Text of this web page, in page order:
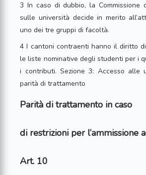
3 In caso di dubbio, la Commissione
sulle università decide in merito
uno dei tre gruppi di facoltà.
4 I cantoni contraenti hanno il diritto
le liste nominative degli studenti per i
i contributi. Sezione 3: Accesso alle
parità di trattamento
Parità di trattamento in caso
di restrizioni per l’ammissione
Art. 10